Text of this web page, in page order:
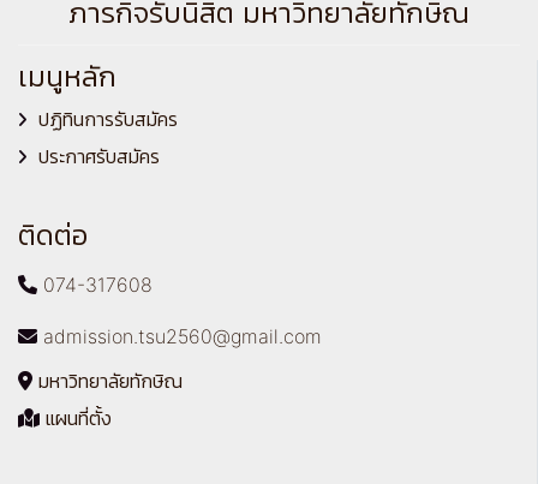
ภารกิจรับนิสิต มหาวิทยาลัยทักษิณ
เมนูหลัก
ปฏิทินการรับสมัคร
ประกาศรับสมัคร
ติดต่อ
074-317608
admission.tsu2560@gmail.com
มหาวิทยาลัยทักษิณ
แผนที่ตั้ง